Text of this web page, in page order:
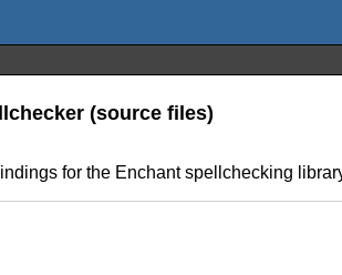
(source files)
for the Enchant spellchecking